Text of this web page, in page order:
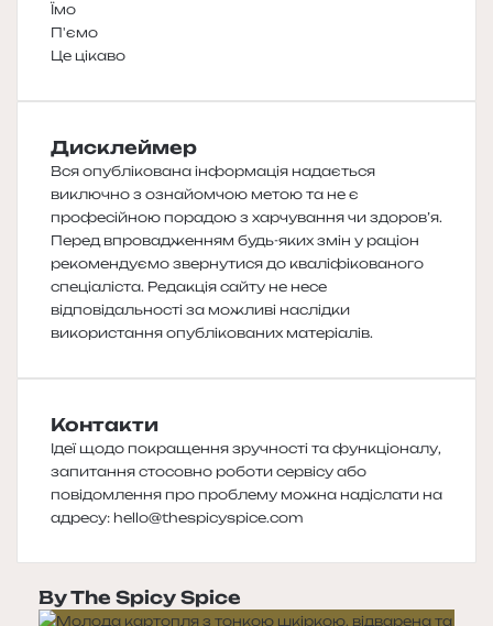
Їмо
П'ємо
Це цікаво
Дисклеймер
Вся опублікована інформація надається
виключно з ознайомчою метою та не є
професійною порадою з харчування чи здоров’я.
Перед впровадженням будь-яких змін у раціон
рекомендуємо звернутися до кваліфікованого
спеціаліста. Редакція сайту не несе
відповідальності за можливі наслідки
використання опублікованих матеріалів.
Контакти
Ідеї щодо покращення зручності та функціоналу,
запитання стосовно роботи сервісу або
повідомлення про проблему можна надіслати на
адресу: hello@thespicyspice.com
By The Spicy Spice